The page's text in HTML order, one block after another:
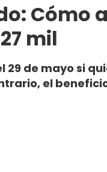
Cómo
mil
de mayo si
el